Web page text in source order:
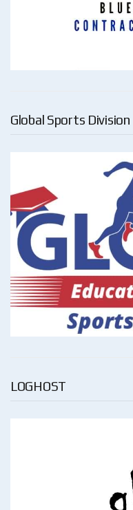
Global Sports Division
LOGHOST